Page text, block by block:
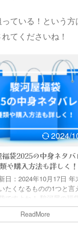
ている！という
てくださいね！
2024/10/17
の中身ネタバレ！
法も詳しく！
年10月17日 年末年
のの1つと言え
駿河屋の福袋は
やフィギュアだけ
ん！ お得感もかな